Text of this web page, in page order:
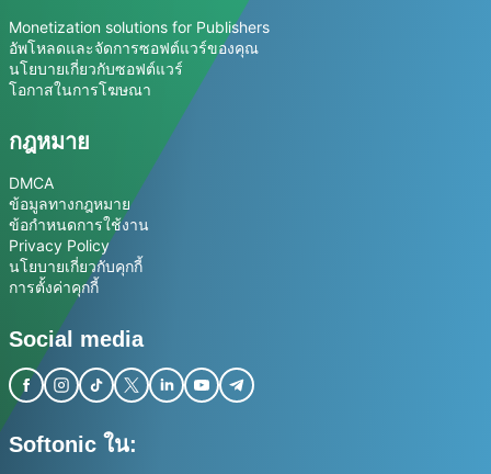
Monetization solutions for Publishers
อัพโหลดและจัดการซอฟต์แวร์ของคุณ
นโยบายเกี่ยวกับซอฟต์แวร์
โอกาสในการโฆษณา
กฎหมาย
DMCA
ข้อมูลทางกฎหมาย
ข้อกำหนดการใช้งาน
Privacy Policy
นโยบายเกี่ยวกับคุกกี้
การตั้งค่าคุกกี้
Social media
Softonic ใน: